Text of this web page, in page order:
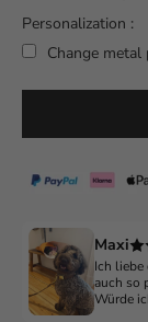
Personalization :
Change
Maxi
Ich liebe
auch so
Würde